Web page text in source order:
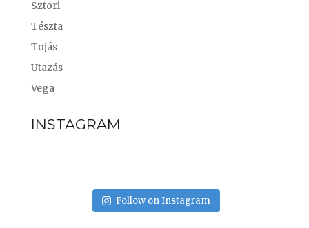
Sztori
Tészta
Tojás
Utazás
Vega
INSTAGRAM
Follow on Instagram